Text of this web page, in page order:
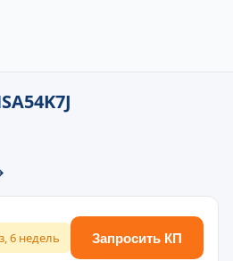
6 недель Запросить КП